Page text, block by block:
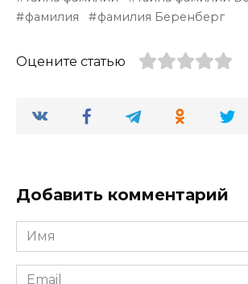
фамилия
фамилия Беренберг
Оцените статью
Добавить комментарий
Имя
*
Email